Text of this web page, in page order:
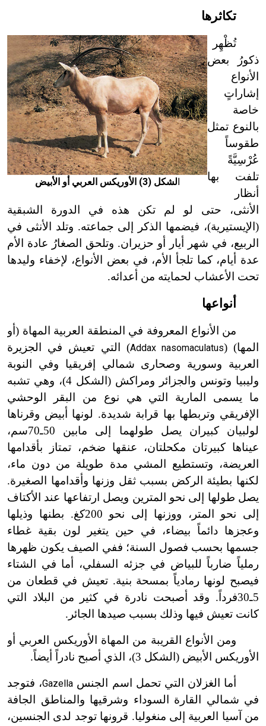
تكاثرها
لشكل (3) الأوريكس العربي أو الأبيض
تُظْهِر
ذكورُ بعض
الأنواع
إشاراتٍ
خاصة
بالنوع تمثل
طقوساً
عُرْسِيَّةً
تلفت بها
أنظار
الأنثى، حتى لو لم تكن هذه في الدورة الشبقية
(الإيستيرية)، فيضمها الذكر إلى جماعته. وتلد الأنثى في
الربيع، في شهر أيار أو حزيران. وتلحق الصغارُ عادة الأم
عدة أيام، كما تلجأ الأم، في بعض الأنواع، لإخفاء وليدها
تحت الأعشاب لحمايته من أعدائه.
أنواعها
من الأنواع المعروفة في المنطقة العربية المهاة (أو
المها) (Addax nasomaculatus) التي تعيش في الجزيرة
العربية وسورية وصحارى شمالي إفريقيا وفي النوبة
وليبيا وتونس والجزائر ومراكش (الشكل 4)، وهي تشبه
ما يسمى المارية التي هي نوع من البقر الوحشي
الإفريقي وتربطها بها قرابة شديدة. لونها أبيض وقرناها
لولبيان كبيران يصل طولهما إلى مابين 50ـ70سم،
عيناها كبيرتان مكحلتان، عنقها ضخم، تمتاز بأقدامها
العريضة، وتستطيع المشي مدة طويلة من دون ماء،
لكنها بطيئة الركض بسبب ثقل وزنها وأقدامها الصغيرة.
يصل طولها إلى نحو المترين ويصل ارتفاعها عند الأكتاف
إلى نحو المتر، ووزنها إلى نحو 200كغ. بطنها وذيلها
وعجزها دائماً بيضاء، في حين يتغير لون بقية غطاء
جسمها بحسب فصول السنة؛ ففي الصيف يكون ظهرها
رملياً ضارباً للبياض في جزئه السفلي، أما في الشتاء
فيصبح لونها رمادياً بمسحة بنية. تعيش في قطعان من
5ـ30فرداً. وقد أصبحت نادرة في كثير من البلاد التي
كانت تعيش فيها وذلك بسبب صيدها الجائر.
ومن الأنواع القريبة من المهاة الأوريكس العربي أو
الأوريكس الأبيض (الشكل 3)، الذي أصبح نادراً أيضاً.
أما الغزلان التي تحمل اسم الجنس Gazella، فتوجد
في شمالي القارة السوداء وشرقيها والمناطق الجافة
من آسيا العربية إلى منغوليا. قرونها توجد لدى الجنسين،